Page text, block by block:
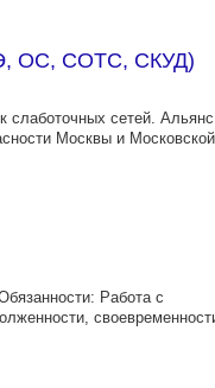
ОС, СОТС, СКУД)
слаботочных сетей. Альянс
Москвы и Московской
Работа с